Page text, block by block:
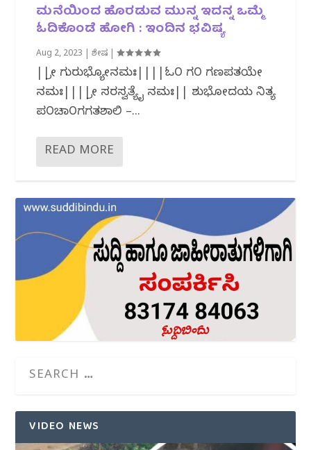
ಮನೆಯಿಂದ ಹೊರಡುವ ಮುನ್ನ ಇದನ್ನ ಒಮ್ಮೆ
ಓದಿಕೊಂಡೆ ಹೋಗಿ : ಇಂದಿನ ಭವಿಷ್ಯ
Aug 2, 2023 |ವಿಶೇಷ |
||ಶ್ರೀ ಗುರುಭ್ಯೋನಮಃ||||ಓ೦ ಗ೦ ಗಣಪತಯೇ
ನಮಃ||||ಶ್ರೀ ಸರಸ್ವತ್ಯೈ ನಮಃ|| ಶುಭೋದಯ ನಿತ್ಯ
ಪ೦ಚಾ೦ಗಗತಶಾಲಿ –...
READ MORE
VIDEO NEWS